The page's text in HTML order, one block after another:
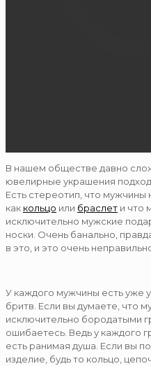
В нашем обществе давно
ювелирные украшения
Есть стереотип, что мужчины
как кольцо или браслет и что
исключительно мужские
носки. Очень банально,
в это, и это очень
У каждого мужчины есть уже
бритв. Если вы думаете, что
исключительно бородатыми
ошибаетесь. Ведь у каждого
есть ранимая душа. Если вы
изделие, будь то кольцо,